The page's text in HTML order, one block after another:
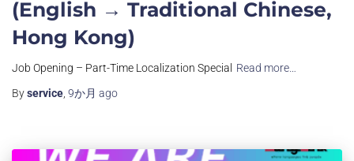
(English → Traditional Chinese,
Hong Kong)
Job Opening – Part-Time Localization Special
Read more…
Byservice 9か月 ago